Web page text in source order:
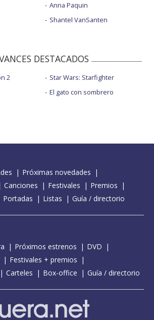
Anna Paquin
Shantel VanSanten
DESTACADOS
2
Star Wars: Starfighter
El gato con sombrero
Próximas novedades
Canciones Festivales
Premios
Portadas Listas Guía / directorio
Próximos estrenos
DVD
Festivales + premios
Carteles Box-office Guía / directorio